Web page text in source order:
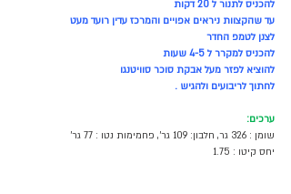
להכניס לתנור ל 20 דקות
עד שהקצוות ניראים אפויים והמרכז עדין רועד מעט
לצנן לטמפ החדר
להכניס למקרר ל 4-5 שעות
להוציא לפזר מעל אבקת סוכר סוויטנגו
לחתוך לריבועים ולהגיש .
ערכים:
שומן : 326 גר, חלבון: 109 גר', פחמימות נטו : 77 גר'
יחס קיטו : 1.75